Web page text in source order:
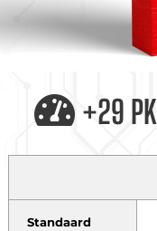
+29 PK
Standaard